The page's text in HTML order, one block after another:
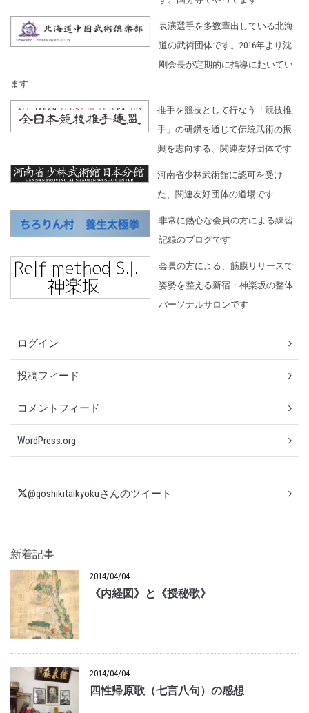
表演選手を多数輩出している北海
道の武術団体です。2016年より沈
剛会長が定期的に指導に赴いてい
ます
推手を競技として行なう「競技推
手」の研鑽を通じて伝統武術の振
興を志向する、関連友好団体です
河南省少林武術館に認可を受け
た、関連友好団体の道場です
非常に熱心な会員の方による練習
記録のブログです
会員の方による、筋膜リリースで
姿勢を整える新宿・神楽坂の整体
パーソナルサロンです
ログイン
投稿フィード
コメントフィード
WordPress.org
@goshikitaikyokuさんのツイート
新着記事
2014/04/04
《内経図》と《授秘歌》
2014/04/04
四性帰原歌（七言八句）の感想